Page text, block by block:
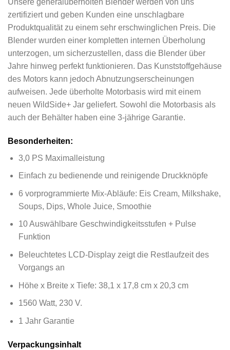
zertifiziert und geben Kunden eine unschlagbare
Produktqualität zu einem sehr erschwinglichen Preis. Die
Blender wurden einer kompletten internen Überholung
unterzogen, um sicherzustellen, dass die Blender über
Jahre hinweg perfekt funktionieren. Das Kunststoffgehäuse
des Motors kann jedoch Abnutzungserscheinungen
aufweisen. Jede überholte Motorbasis wird mit einem
neuen WildSide+ Jar geliefert. Sowohl die Motorbasis als
auch der Behälter haben eine 3-jährige Garantie.
Besonderheiten:
3,0 PS Maximalleistung
Einfach zu bedienende und reinigende Druckknöpfe
6 vorprogrammierte Mix-Abläufe: Eis Cream, Milkshake,
Soups, Dips, Whole Juice, Smoothie
10 Auswählbare Geschwindigkeitsstufen + Pulse
Funktion
Beleuchtetes LCD-Display zeigt die Restlaufzeit des
Vorgangs an
Höhe x Breite x Tiefe: 38,1 x 17,8 cm x 20,3 cm
1560 Watt, 230 V.
1 Jahr Garantie
Verpackungsinhalt